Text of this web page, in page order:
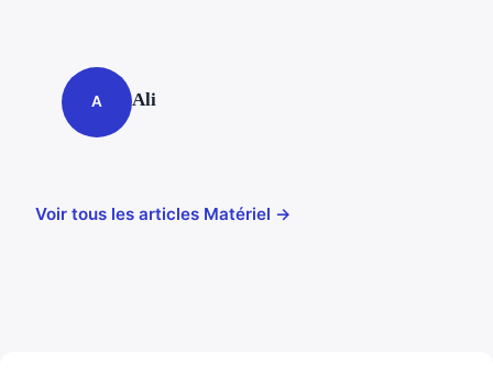
A Ali
Voir tous les articles Matériel →